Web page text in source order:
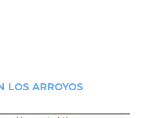
LOS ARROYOS